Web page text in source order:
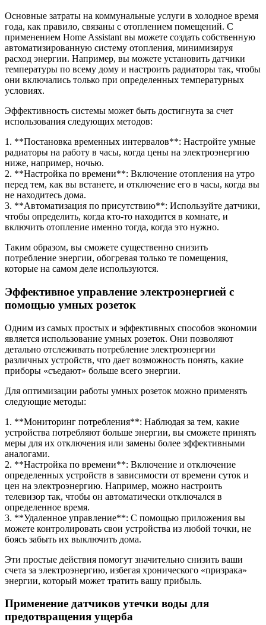
Основные затраты на коммунальные услуги в холодное время
года, как правило, связаны с отоплением помещений. С
применением Home Assistant вы можете создать собственную
автоматизированную систему отопления, минимизируя
расход энергии. Например, вы можете установить датчики
температуры по всему дому и настроить радиаторы так, чтобы
они включались только при определенных температурных
условиях.
Эффективность системы может быть достигнута за счет
использования следующих методов:
1. **Постановка временных интервалов**: Настройте умные
радиаторы на работу в часы, когда цены на электроэнергию
ниже, например, ночью.
2. **Настройка по времени**: Включение отопления на утро
перед тем, как вы встанете, и отключение его в часы, когда вы
не находитесь дома.
3. **Автоматизация по присутствию**: Используйте датчики,
чтобы определить, когда кто-то находится в комнате, и
включить отопление именно тогда, когда это нужно.
Таким образом, вы сможете существенно снизить
потребление энергии, обогревая только те помещения,
которые на самом деле используются.
Эффективное управление электроэнергией с
помощью умных розеток
Одним из самых простых и эффективных способов экономии
является использование умных розеток. Они позволяют
детально отслеживать потребление электроэнергии
различных устройств, что дает возможность понять, какие
приборы «съедают» больше всего энергии.
Для оптимизации работы умных розеток можно применять
следующие методы:
1. **Мониторинг потребления**: Наблюдая за тем, какие
устройства потребляют больше энергии, вы сможете принять
меры для их отключения или замены более эффективными
аналогами.
2. **Настройка по времени**: Включение и отключение
определенных устройств в зависимости от времени суток и
цен на электроэнергию. Например, можно настроить
телевизор так, чтобы он автоматически отключался в
определенное время.
3. **Удаленное управление**: С помощью приложения вы
можете контролировать свои устройства из любой точки, не
боясь забыть их выключить дома.
Эти простые действия помогут значительно снизить ваши
счета за электроэнергию, избегая хронического «призрака»
энергии, который может тратить вашу прибыль.
Применение датчиков утечки воды для
предотвращения ущерба